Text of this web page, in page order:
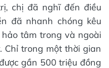
chị đã nghĩ đến điều
đã nhanh chóng kêu
tâm trong và ngoài
Chỉ trong một thời gian
gần 500 triệu đồng